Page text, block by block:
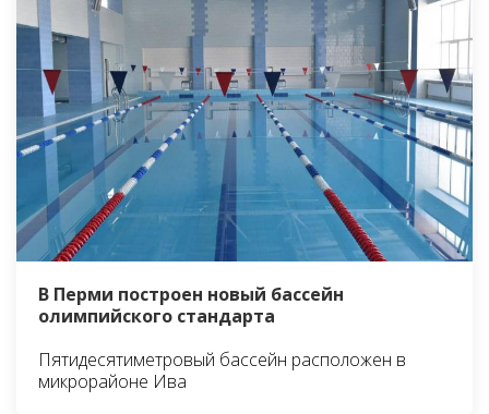
В Перми построен новый бассейн
олимпийского стандарта
Пятидесятиметровый бассейн расположен в
микрорайоне Ива